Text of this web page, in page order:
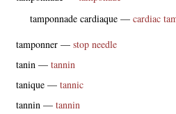
tamponnade cardiaque — cardiac
tamponner — stop needle
tanin — tannin
tanique — tannic
tannin — tannin